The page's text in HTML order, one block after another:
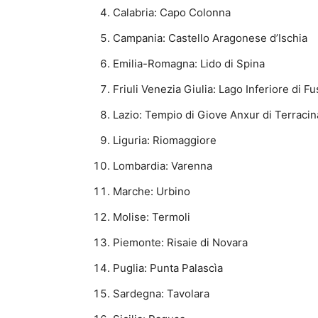
Calabria: Capo Colonna
Campania: Castello Aragonese d’Ischia
Emilia-Romagna: Lido di Spina
Friuli Venezia Giulia: Lago Inferiore di
Lazio: Tempio di Giove Anxur di
Liguria: Riomaggiore
Lombardia: Varenna
Marche: Urbino
Molise: Termoli
Piemonte: Risaie di Novara
Puglia: Punta Palascìa
Sardegna: Tavolara